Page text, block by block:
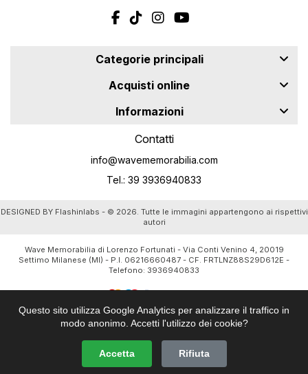
Questo sito utilizza Google Analytics per analizzare il traffico in
modo anonimo. Accetti l'utilizzo dei cookie?
Accetta Rifiuta
Categorie principali
Acquisti online
Informazioni
Contatti
info@wavememorabilia.com
Tel.: 39 3936940833
DESIGNED BY Flashinlabs - © 2026. Tutte le immagini appartengono ai rispettivi
autori
Wave Memorabilia di Lorenzo Fortunati - Via Conti Venino 4, 20019
Settimo Milanese (MI) - P.I. 06216660487 - CF. FRTLNZ88S29D612E -
Telefono: 3936940833